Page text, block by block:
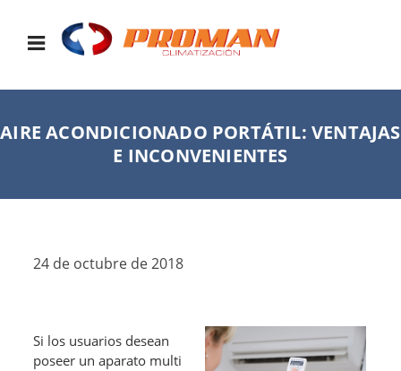
AIRE ACONDICIONADO PORTÁTIL: VENTAJAS
E INCONVENIENTES
24 de octubre de 2018
Si los usuarios desean
poseer un aparato multi